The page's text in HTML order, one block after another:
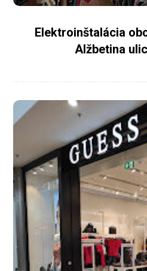
Elektroinštalácia
Alžbetina